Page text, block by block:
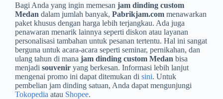
Bagi Anda yang ingin memesan jam dinding custom
Medan dalam jumlah banyak, Pabrikjam.com menawarkan
paket khusus dengan harga lebih terjangkau. Ada juga
penawaran menarik lainnya seperti diskon atau layanan
personalisasi tambahan untuk pesanan tertentu. Hal ini sangat
berguna untuk acara-acara seperti seminar, pernikahan, dan
ulang tahun di mana jam dinding custom Medan bisa
menjadi souvenir yang berkesan. Informasi lebih lanjut
mengenai promo ini dapat ditemukan di sini. Untuk
pembelian jam dinding satuan, Anda dapat mengunjungi
Tokopedia atau Shopee.